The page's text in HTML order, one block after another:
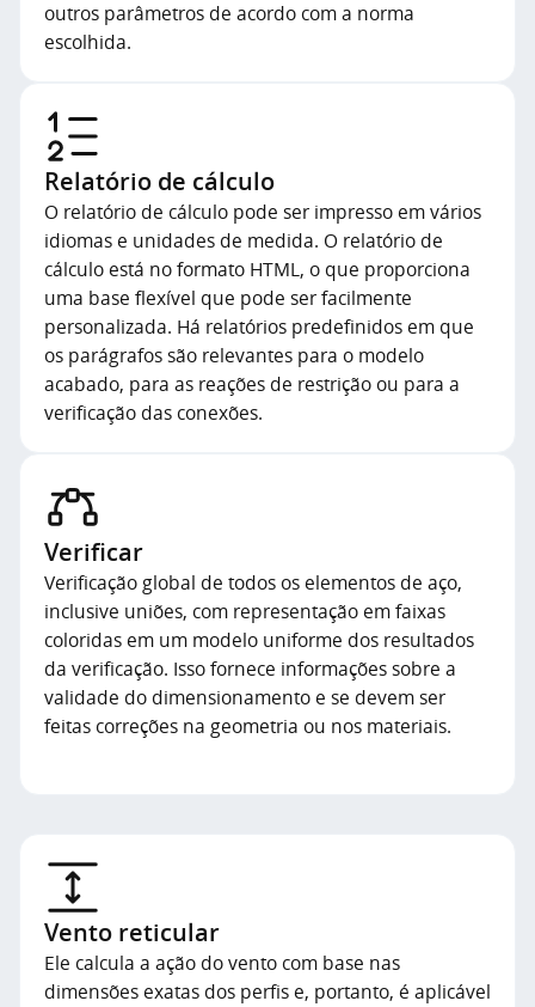
outros parâmetros de acordo com a norma
escolhida.
Relatório de cálculo
O relatório de cálculo pode ser impresso em vários
idiomas e unidades de medida. O relatório de
cálculo está no formato HTML, o que proporciona
uma base flexível que pode ser facilmente
personalizada. Há relatórios predefinidos em que
os parágrafos são relevantes para o modelo
acabado, para as reações de restrição ou para a
verificação das conexões.
Verificar
Verificação global de todos os elementos de aço,
inclusive uniões, com representação em faixas
coloridas em um modelo uniforme dos resultados
da verificação. Isso fornece informações sobre a
validade do dimensionamento e se devem ser
feitas correções na geometria ou nos materiais.
Vento reticular
Ele calcula a ação do vento com base nas
dimensões exatas dos perfis e, portanto, é aplicável